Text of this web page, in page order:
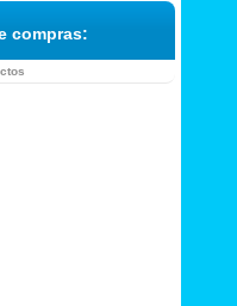
compras: